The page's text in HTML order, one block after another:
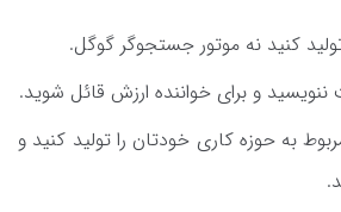
کنید نه موتور جستجوگر گوگل.
و برای خواننده ارزش قائل شوید.
به حوزه کاری خودتان را تولید کنید و